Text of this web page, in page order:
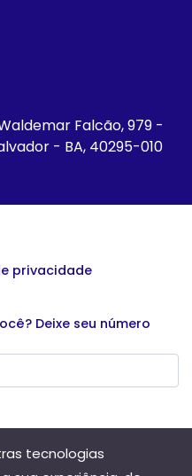
Falcão, 979 -
- BA, 40295-010
privacidade
Deixe seu número
tecnologias